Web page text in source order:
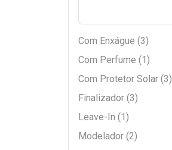
Com Enxágue (3)
Com Perfume (1)
Com Protetor Solar (3)
Finalizador (3)
Leave-In (1)
Modelador (2)